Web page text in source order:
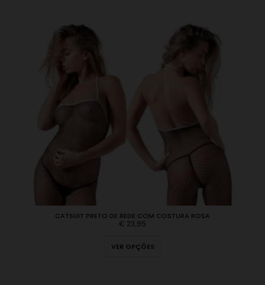
CATSUIT PRETO DE REDE COM COSTURA ROSA
€ 23,95
VER OPÇÕES